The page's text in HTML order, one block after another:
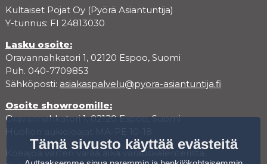
Kultaiset Pojat Oy (Pyörä Asiantuntija)
Y-tunnus: FI 24813030
Lasku osoite:
Oravannahkatori 1, 02120 Espoo, Suomi
Puh. 040-7709853
Sähköposti: asiakaspalvelu@pyora-asiantuntija.fi
Osoite showroomille:
Oravannahkatori 1, 02120 Espoo, Suomi
Koeajoa varten varaa aika varauskalenterista.
Tämä sivusto käyttää evästeitä